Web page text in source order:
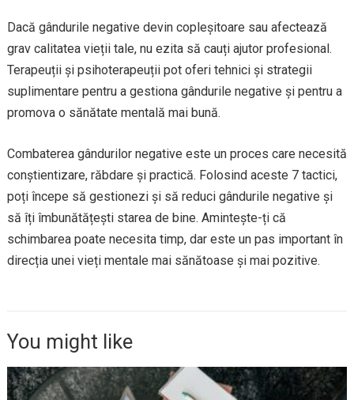
Dacă gândurile negative devin copleșitoare sau afectează
grav calitatea vieții tale, nu ezita să cauți ajutor profesional.
Terapeuții și psihoterapeuții pot oferi tehnici și strategii
suplimentare pentru a gestiona gândurile negative și pentru a
promova o sănătate mentală mai bună.
Combaterea gândurilor negative este un proces care necesită
conștientizare, răbdare și practică. Folosind aceste 7 tactici,
poți începe să gestionezi și să reduci gândurile negative și
să îți îmbunătățești starea de bine. Amintește-ți că
schimbarea poate necesita timp, dar este un pas important în
direcția unei vieți mentale mai sănătoase și mai pozitive.
You might like